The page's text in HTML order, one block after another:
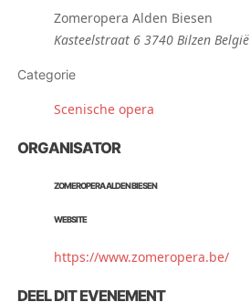
Zomeropera Alden Biesen
Kasteelstraat 6 3740 Bilzen België
Categorie
Scenische opera
ORGANISATOR
ZOMEROPERA ALDEN BIESEN
WEBSITE
https://www.zomeropera.be/
DEEL DIT EVENEMENT